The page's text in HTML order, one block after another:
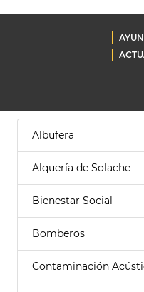
Albufera
Alquería de Solache
Bienestar Social
Bomberos
Contaminación